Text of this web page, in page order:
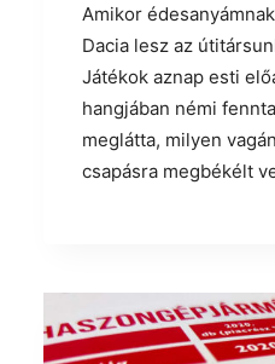
Amikor
Dacia lesz az
Játékok aznap esti
hangjában némi
meglátta, milyen
csapásra megbékélt